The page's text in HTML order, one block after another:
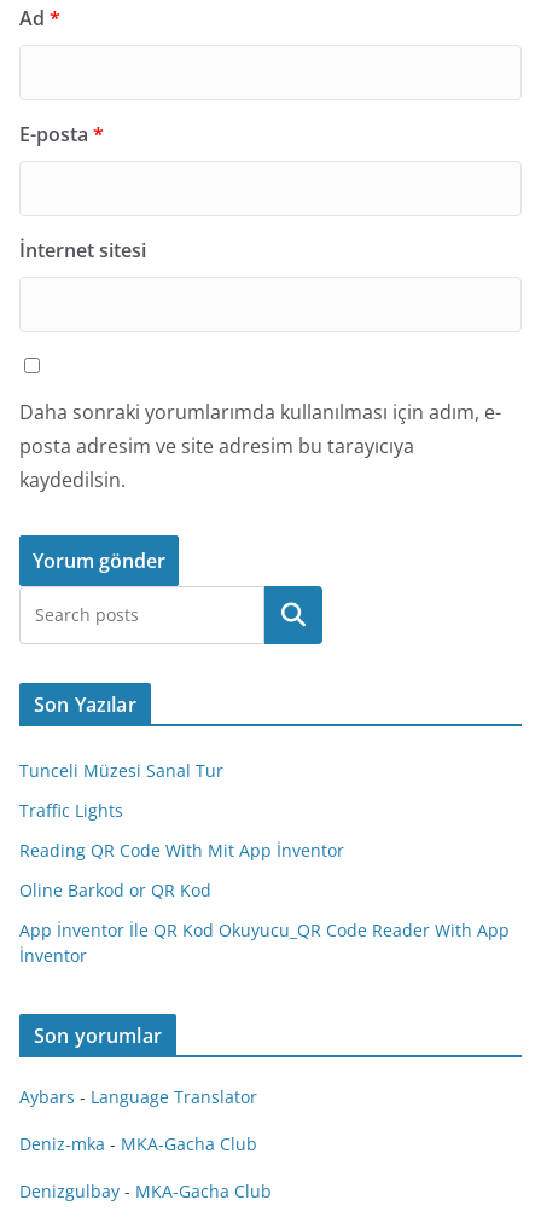
Ad *
E-posta *
İnternet sitesi
Daha sonraki yorumlarımda kullanılması için adım, e-
posta adresim ve site adresim bu tarayıcıya
kaydedilsin.
Ara
Son Yazılar
Tunceli Müzesi Sanal Tur
Traffic Lights
Reading QR Code With Mit App İnventor
Oline Barkod or QR Kod
App İnventor İle QR Kod Okuyucu_QR Code Reader With App
İnventor
Son yorumlar
Aybars - Language Translator
Deniz-mka - MKA-Gacha Club
Denizgulbay - MKA-Gacha Club